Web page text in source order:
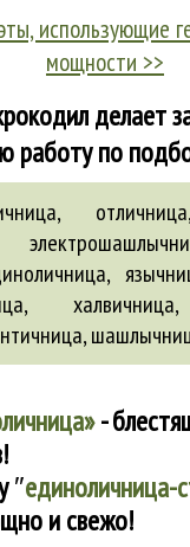
использующие
мощности >>
делает
работу по
отличница
,
, халвичница
,
-
″единоличница-
и свежо!